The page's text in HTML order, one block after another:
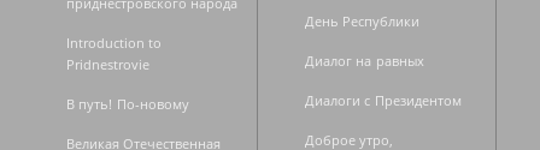
Introduction to
Pridnestrovie
В путь! По-новому
Великая Отечественная
День Республики
Диалог на равных
Диалоги с Президентом
Доброе утро,